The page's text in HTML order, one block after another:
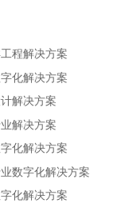
程解决方案
化解决方案
解决方案
解决方案
化解决方案
数字化解决方案
化解决方案